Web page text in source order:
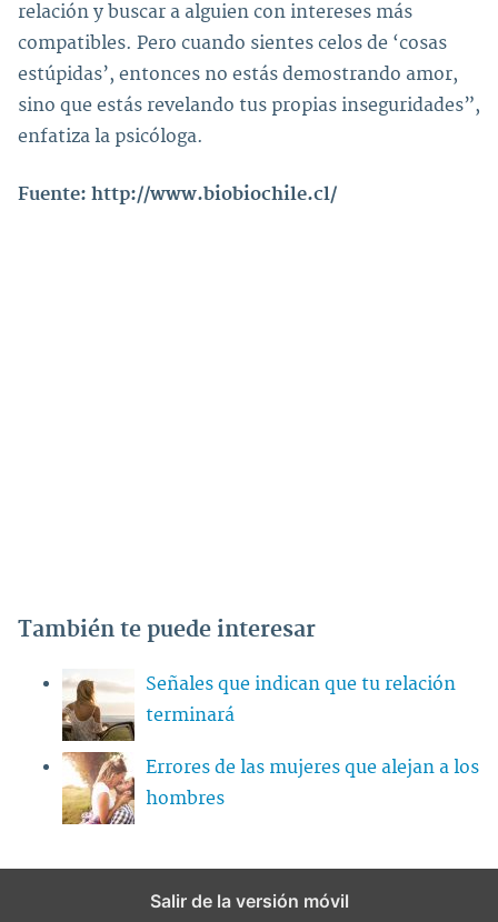
relación y buscar a alguien con intereses más
compatibles. Pero cuando sientes celos de ‘cosas
estúpidas’, entonces no estás demostrando amor,
sino que estás revelando tus propias inseguridades”,
enfatiza la psicóloga.
Fuente: http://www.biobiochile.cl/
También te puede interesar
Señales que indican que tu relación
terminará
Errores de las mujeres que alejan a los
hombres
Salir de la versión móvil